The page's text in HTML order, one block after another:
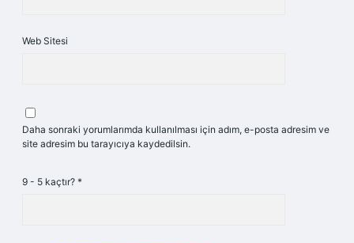
Web Sitesi
Daha sonraki yorumlarımda kullanılması için adım, e-posta adresim ve
site adresim bu tarayıcıya kaydedilsin.
9 - 5 kaçtır? *